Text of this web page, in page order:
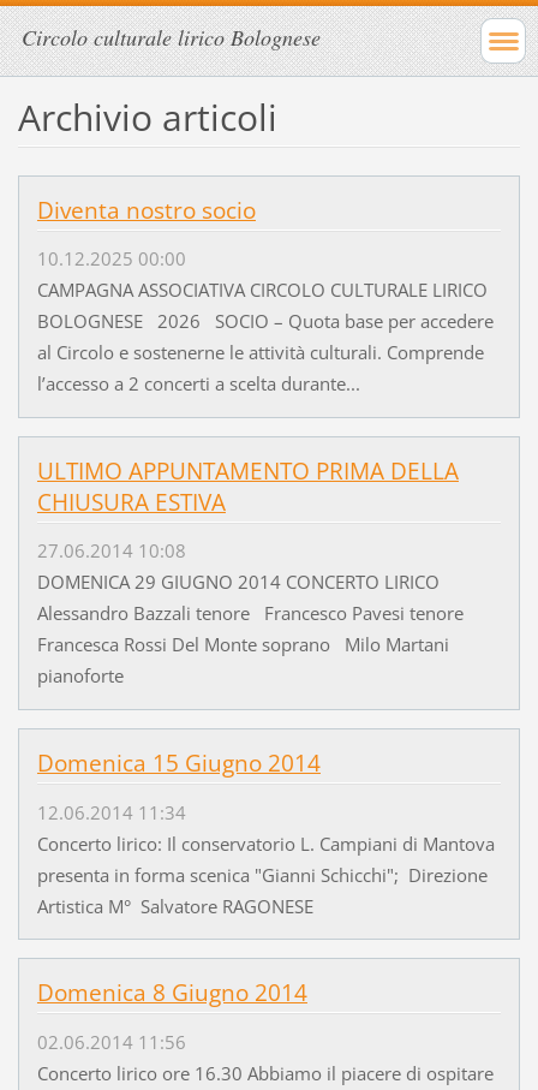
Circolo culturale lirico Bolognese
Archivio articoli
Diventa nostro socio
10.12.2025 00:00
CAMPAGNA ASSOCIATIVA CIRCOLO CULTURALE LIRICO
BOLOGNESE 2026 SOCIO – Quota base per accedere
al Circolo e sostenerne le attività culturali. Comprende
l’accesso a 2 concerti a scelta durante...
ULTIMO APPUNTAMENTO PRIMA DELLA
CHIUSURA ESTIVA
27.06.2014 10:08
DOMENICA 29 GIUGNO 2014 CONCERTO LIRICO
Alessandro Bazzali tenore Francesco Pavesi tenore
Francesca Rossi Del Monte soprano Milo Martani
pianoforte
Domenica 15 Giugno 2014
12.06.2014 11:34
Concerto lirico: Il conservatorio L. Campiani di Mantova
presenta in forma scenica "Gianni Schicchi"; Direzione
Artistica M° Salvatore RAGONESE
Domenica 8 Giugno 2014
02.06.2014 11:56
Concerto lirico ore 16.30 Abbiamo il piacere di ospitare